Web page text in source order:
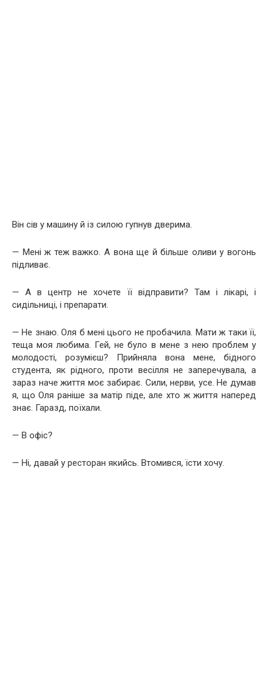
Він сів у машину й із силою гупнув дверима.
— Мені ж теж важко. А вона ще й більше оливи у вогонь
підливає.
— А в центр не хочете її відправити? Там і лікарі, і
сидільниці, і препарати.
— Не знаю. Оля б мені цього не пробачила. Мати ж таки її,
теща моя любима. Гей, не було в мене з нею проблем у
молодості, розумієш? Прийняла вона мене, бідного
студента, як рідного, проти весілля не заперечувала, а
зараз наче життя моє забирає. Сили, нерви, усе. Не думав
я, що Оля раніше за матір піде, але хто ж життя наперед
знає. Гаразд, поїхали.
— В офіс?
— Ні, давай у ресторан якийсь. Втомився, їсти хочу.